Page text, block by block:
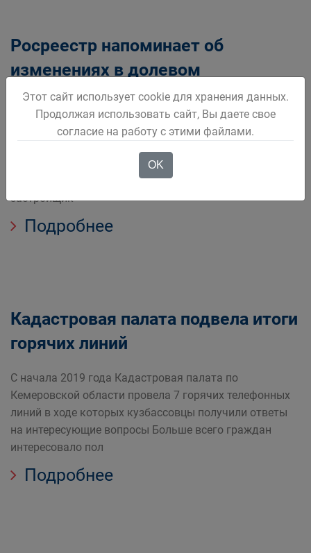
Росреестр напоминает об
изменениях в долевом
строительстве
Управление Федеральной службы государственной
области Кузбассу напоминает что с 1 июля 2019 года
изменился порядок обеспечения обязательств
застройщик
Подробнее
Кадастровая палата подвела итоги
горячих линий
С начала 2019 года Кадастровая палата по
Кемеровской области провела 7 горячих телефонных
линий в ходе которых кузбассовцы получили ответы
на интересующие вопросы Больше всего граждан
интересовало пол
Подробнее
Этот сайт использует cookie для хранения данных.
Продолжая использовать сайт, Вы даете свое
согласие на работу с этими файлами.
OK